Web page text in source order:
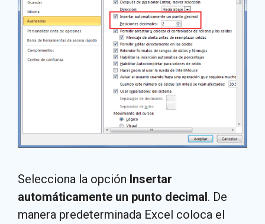
Selecciona la opción Insertar
automáticamente un punto decimal. De
manera predeterminada Excel coloca el